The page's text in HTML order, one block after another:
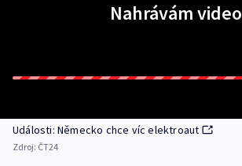
Nahrávám video
Události: Německo chce víc elektroaut
Zdroj: ČT24